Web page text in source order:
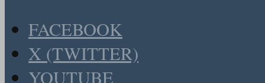
FACEBOOK
X (TWITTER)
YOUTUBE